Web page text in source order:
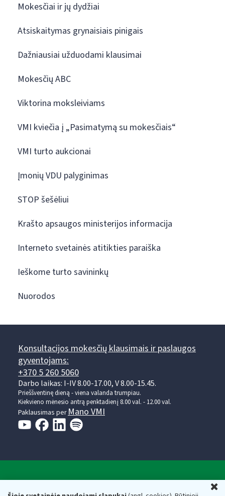
Mokesčiai ir jų dydžiai
Atsiskaitymas grynaisiais pinigais
Dažniausiai užduodami klausimai
Mokesčių ABC
Viktorina moksleiviams
VMI kviečia į „Pasimatymą su mokesčiais“
VMI turto aukcionai
Įmonių VDU palyginimas
STOP šešėliui
Krašto apsaugos ministerijos informacija
Interneto svetainės atitikties paraiška
Ieškome turto savininkų
Nuorodos
Konsultacijos mokesčių klausimais ir paslaugos
gyventojams:
+370 5 260 5060
Darbo laikas: I-IV 8.00-17.00, V 8.00-15.45.
Prieššventinę dieną - viena valanda trumpiau.
Kiekvieno mėnesio antrą penktadienį 8.00 val. - 12.00 val.
Paklausimas perMano VMI
Valstybinė mokesčių inspekcija prie Lietuvos